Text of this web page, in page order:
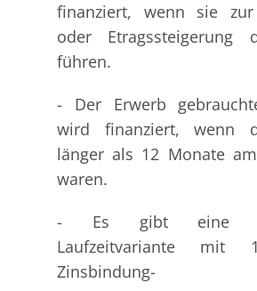
finanziert, wenn sie zur
oder Etragssteigerung
führen.
- Der Erwerb
wird finanziert, wenn
länger als 12 Monate
waren.
- Es gibt eine
Laufzeitvariante mit
Zinsbindung-